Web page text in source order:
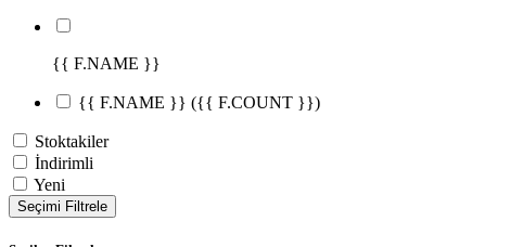
{{ F.NAME }}
{{ F.NAME }} ({{ F.COUNT }})
Stoktakiler
İndirimli
Yeni
Seçimi Filtrele